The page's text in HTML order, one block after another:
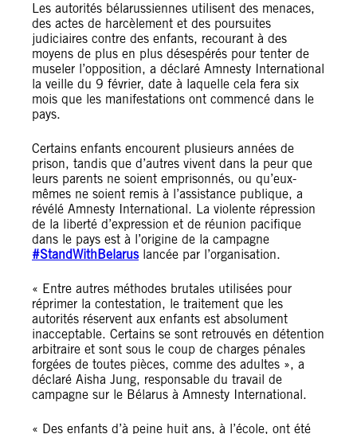
Les autorités bélarussiennes utilisent des menaces,
des actes de harcèlement et des poursuites
judiciaires contre des enfants, recourant à des
moyens de plus en plus désespérés pour tenter de
museler l’opposition, a déclaré Amnesty International
la veille du 9 février, date à laquelle cela fera six
mois que les manifestations ont commencé dans le
pays.
Certains enfants encourent plusieurs années de
prison, tandis que d’autres vivent dans la peur que
leurs parents ne soient emprisonnés, ou qu’eux-
mêmes ne soient remis à l’assistance publique, a
révélé Amnesty International. La violente répression
de la liberté d’expression et de réunion pacifique
dans le pays est à l’origine de la campagne
#StandWithBelaruslancée par l’organisation.
« Entre autres méthodes brutales utilisées pour
réprimer la contestation, le traitement que les
autorités réservent aux enfants est absolument
inacceptable. Certains se sont retrouvés en détention
arbitraire et sont sous le coup de charges pénales
forgées de toutes pièces, comme des adultes », a
déclaré Aisha Jung, responsable du travail de
campagne sur le Bélarus à Amnesty International.
« Des enfants d’à peine huit ans, à l’école, ont été